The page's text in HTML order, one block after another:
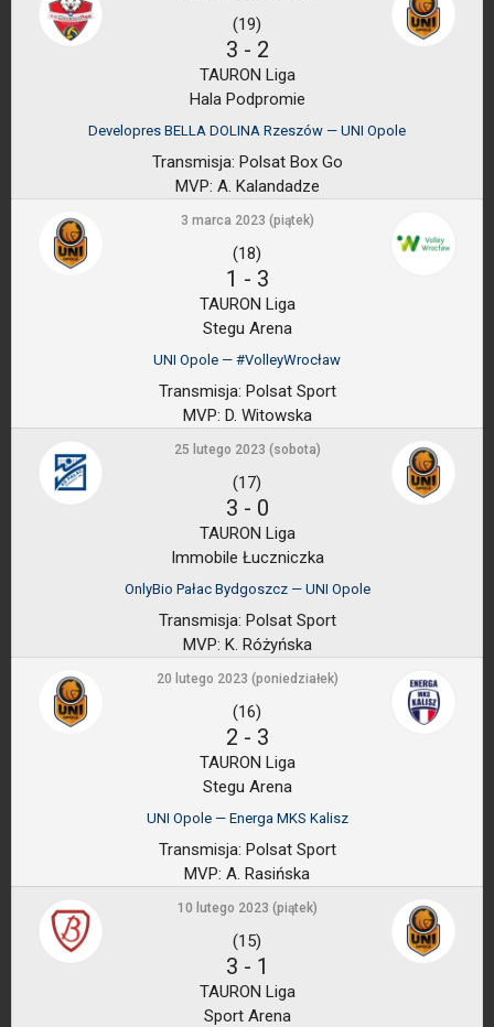
(19)
3 - 2
TAURON Liga
Hala Podpromie
Developres BELLA DOLINA Rzeszów — UNI Opole
Transmisja: Polsat Box Go
MVP: A. Kalandadze
3 marca 2023 (piątek)
(18)
1 - 3
TAURON Liga
Stegu Arena
UNI Opole — #VolleyWrocław
Transmisja: Polsat Sport
MVP: D. Witowska
25 lutego 2023 (sobota)
(17)
3 - 0
TAURON Liga
Immobile Łuczniczka
OnlyBio Pałac Bydgoszcz — UNI Opole
Transmisja: Polsat Sport
MVP: K. Różyńska
20 lutego 2023 (poniedziałek)
(16)
2 - 3
TAURON Liga
Stegu Arena
UNI Opole — Energa MKS Kalisz
Transmisja: Polsat Sport
MVP: A. Rasińska
10 lutego 2023 (piątek)
(15)
3 - 1
TAURON Liga
Sport Arena